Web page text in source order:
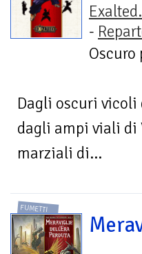
-
Oscuro
Dagli oscuri
dagli ampi viali
marziali di...
FUMETTI